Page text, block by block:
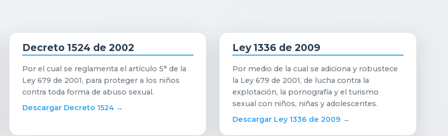
Decreto 1524 de 2002
Por el cual se reglamenta el artículo 5° de la
Ley 679 de 2001, para proteger a los niños
contra toda forma de abuso sexual.
Descargar Decreto 1524 →
Ley 1336 de 2009
Por medio de la cual se adiciona y robustece
la Ley 679 de 2001, de lucha contra la
explotación, la pornografía y el turismo
sexual con niños, niñas y adolescentes.
Descargar Ley 1336 de 2009 →